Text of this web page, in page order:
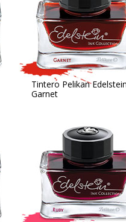
Tintero Pelikan
Garnet